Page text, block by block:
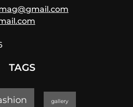
TAGS
gallery